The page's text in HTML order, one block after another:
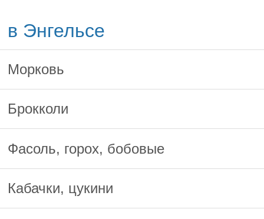
в Энгельсе
Морковь
Брокколи
Фасоль, горох, бобовые
Кабачки, цукини